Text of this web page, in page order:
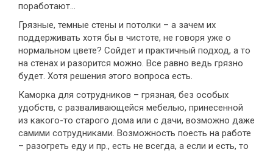
поработают…
Грязные, темные стены и потолки – а зачем их
поддерживать хотя бы в чистоте, не говоря уже о
нормальном цвете? Сойдет и практичный подход, а то
на стенах и разорится можно. Все равно ведь грязно
будет. Хотя решения этого вопроса есть.
Каморка для сотрудников – грязная, без особых
удобств, с разваливающейся мебелью, принесенной
из какого-то старого дома или с дачи, возможно даже
самими сотрудниками. Возможность поесть на работе
– разогреть еду и пр., есть не всегда, а если и есть, то